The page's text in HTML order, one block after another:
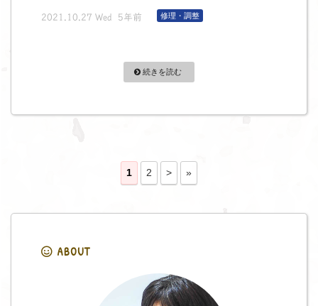
2021.10.27 Wed 5年前 修理・調整
続きを読む
1 2 > »
ABOUT